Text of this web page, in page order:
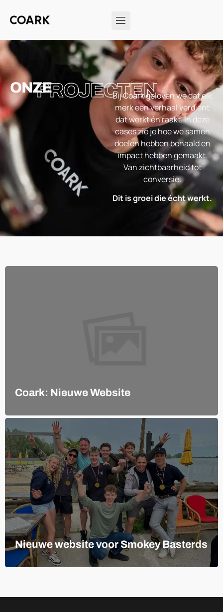
ONZEPROJECTENBij Coark geloven we dat elk
merk een verhaal verdient
dat werkt én raakt. In deze
cases zie je hoe we samen
doelen hebben behaald en
impact hebben gemaakt.
Van zichtbaarheid tot
conversie.
Dit is groei die écht werkt.
Coark: Nieuwe Website
Nieuwe website voor Smokey Basterds